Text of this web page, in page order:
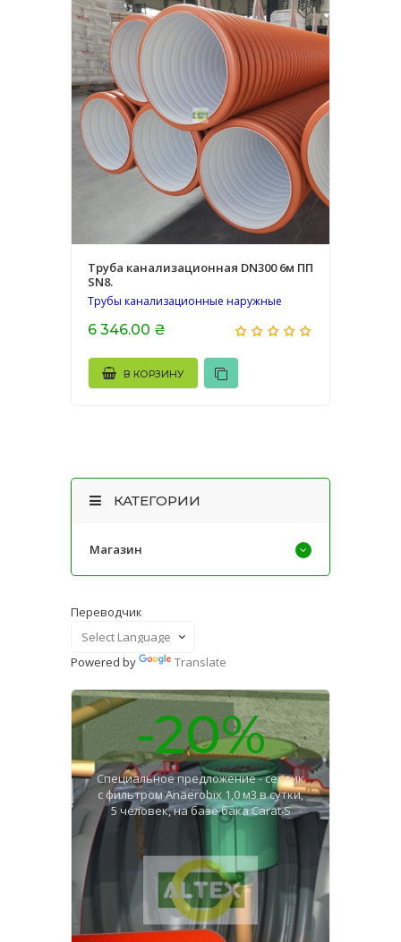
Труба канализационная DN300 6м ПП
SN8.
Трубы канализационные наружные
6 346.00 ₴
В КОРЗИНУ
КАТЕГОРИИ
Магазин
Переводчик
Powered by Translate
-20%
Специальное предложение - септик
с фильтром Anaerobix 1,0 м3 в сутки,
5 человек, на базе бака Carat S